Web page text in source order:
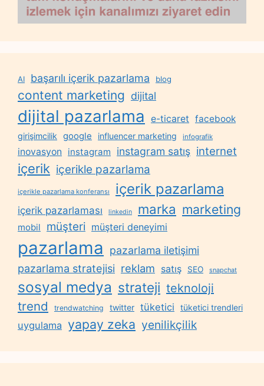
AI başarılı içerik pazarlama blog
content marketing dijital
dijital pazarlama e-ticaret facebook
girişimcilik google influencer marketing infografik
inovasyon instagram instagram satış internet
içerik içerikle pazarlama
içerikle pazarlama konferansı içerik pazarlama
içerik pazarlaması linkedin marka marketing
mobil müşteri müşteri deneyimi
pazarlama
pazarlama iletişimi
pazarlama stratejisi reklam satış SEO snapchat
sosyal medya strateji teknoloji
trend trendwatching twitter tüketici tüketici trendleri
uygulama yapay zeka yenilikçilik